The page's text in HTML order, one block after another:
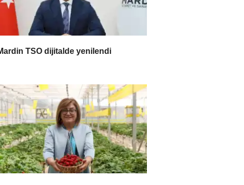
TSO dijitalde yenilendi